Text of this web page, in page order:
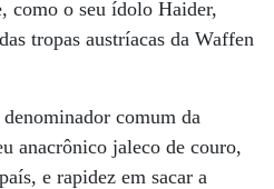
como o seu ídolo Haider,
tropas austríacas da Waffen
comum da
anacrônico jaleco de couro,
e rapidez em sacar a